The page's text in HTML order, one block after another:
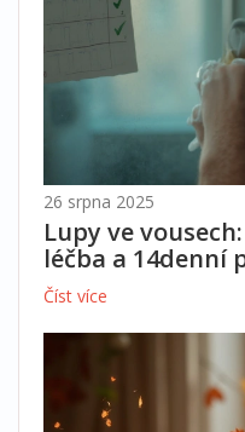
26 srpna 2025
Lupy ve
léčba a 14denní
Číst více